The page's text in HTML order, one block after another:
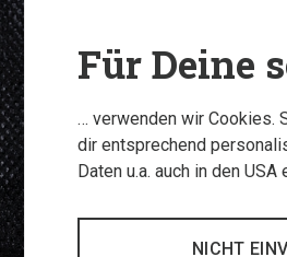
Für Deine
… verwenden wir Cookies.
dir entsprechend
Daten u.a. auch in den
NICHT